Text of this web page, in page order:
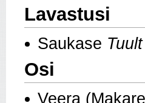
Lavastusi
Saukase
Osi
Veera